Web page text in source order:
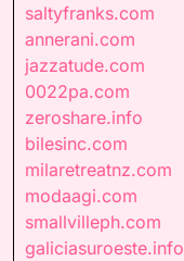
saltyfranks.com
annerani.com
jazzatude.com
0022pa.com
zeroshare.info
bilesinc.com
milaretreatnz.com
modaagi.com
smallvilleph.com
galiciasuroeste.info